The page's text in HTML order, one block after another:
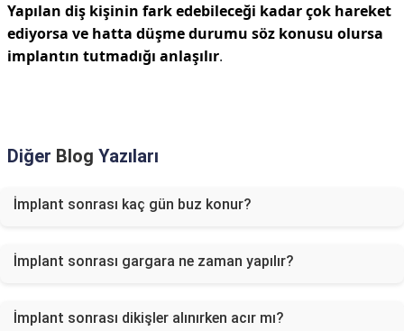
Yapılan diş kişinin fark edebileceği kadar çok hareket
ediyorsa ve hatta düşme durumu söz konusu olursa
implantın tutmadığı anlaşılır.
Diğer Blog Yazıları
İmplant sonrası kaç gün buz konur?
İmplant sonrası gargara ne zaman yapılır?
İmplant sonrası dikişler alınırken acır mı?